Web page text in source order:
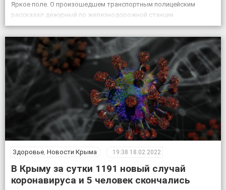
Яркое поле. О произошедшем транспортным полицейским
рассказал дежурный по железнодорожной станции
«Кировская». «Женщина переходила через железнодорожные
пути в установленном для этого месте, но на сигналы,
подаваемые машинистом, […]
Здоровье, Новости Крыма 19:38 18.02.2022
В Крыму за сутки 1191 новый случай
коронавируса и 5 человек скончались